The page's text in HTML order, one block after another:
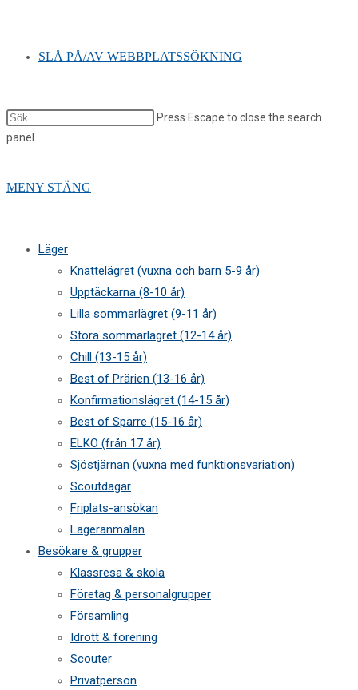
SLÅ PÅ/AV WEBBPLATSSÖKNING
Press Escape to close the search
panel.
MENY STÄNG
Läger
Knattelägret (vuxna och barn 5-9 år)
Upptäckarna (8-10 år)
Lilla sommarlägret (9-11 år)
Stora sommarlägret (12-14 år)
Chill (13-15 år)
Best of Prärien (13-16 år)
Konfirmationslägret (14-15 år)
Best of Sparre (15-16 år)
ELKO (från 17 år)
Sjöstjärnan (vuxna med funktionsvariation)
Scoutdagar
Friplats-ansökan
Lägeranmälan
Besökare & grupper
Klassresa & skola
Företag & personalgrupper
Församling
Idrott & förening
Scouter
Privatperson